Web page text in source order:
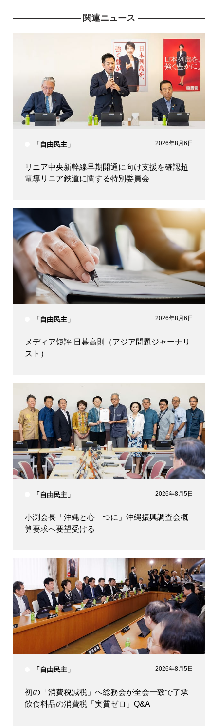
関連ニュース
「自由民主」 2026年8月6日
リニア中央新幹線早期開通に向け支援を確認超
電導リニア鉄道に関する特別委員会
「自由民主」 2026年8月6日
メディア短評 日暮高則（アジア問題ジャーナリ
スト）
「自由民主」 2026年8月5日
小渕会長「沖縄と心一つに」沖縄振興調査会概
算要求へ要望受ける
「自由民主」 2026年8月5日
初の「消費税減税」へ総務会が全会一致で了承
飲食料品の消費税「実質ゼロ」Q&A